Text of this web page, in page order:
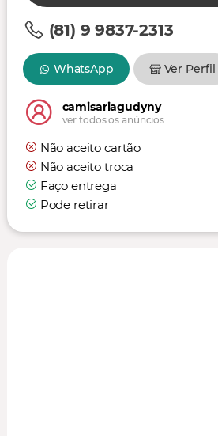
(81) 9 9837-2313
WhatsApp Ver Perfil
camisariagudyny
ver todos os anúncios
Não aceito cartão
Não aceito troca
Faço entrega
Pode retirar